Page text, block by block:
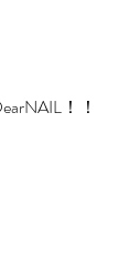
！！